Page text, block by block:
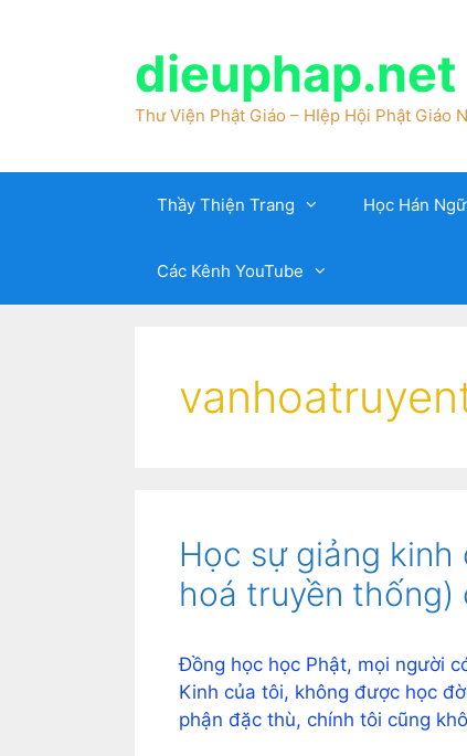
dieuphap.net
Thư Viện Phật Giáo – HIệp Hội Phật Giáo
Thầy Thiện Trang Học Hán Ngữ
Các Kênh YouTube
Học sự giảng
hoá truyền thống)
Đồng học học Phật, mọi người
Kinh của tôi, không được học
phận đặc thù, chính tôi cũng